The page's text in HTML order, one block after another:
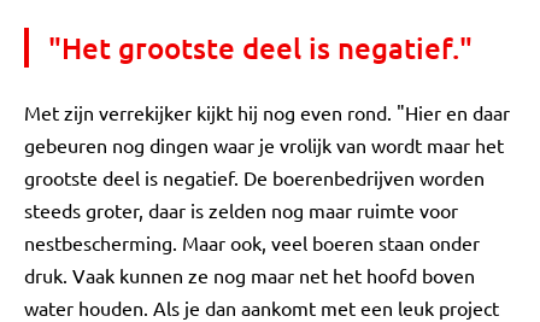
"Het grootste deel is negatief."
Met zijn verrekijker kijkt hij nog even rond. "Hier en daar
gebeuren nog dingen waar je vrolijk van wordt maar het
grootste deel is negatief. De boerenbedrijven worden
steeds groter, daar is zelden nog maar ruimte voor
nestbescherming. Maar ook, veel boeren staan onder
druk. Vaak kunnen ze nog maar net het hoofd boven
water houden. Als je dan aankomt met een leuk project